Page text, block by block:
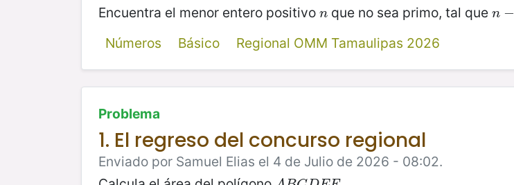
Encuentra el menor entero positivo n
n que no sea primo, tal quen −
n−2
Números
Básico Regional OMM Tamaulipas 2026
Problema
1. El regreso del concurso regional
Enviado por Samuel Elias el 4 de Julio de 2026 - 08:02.